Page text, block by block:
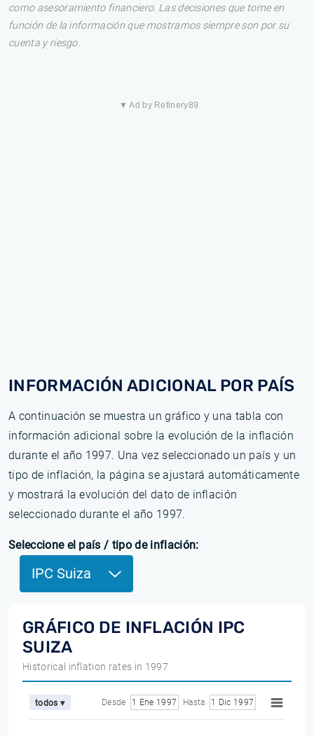
como asesoramiento financiero. Las decisiones que tome en
función de la información que mostramos siempre son por su
cuenta y riesgo.
▼ Ad by Refinery89
INFORMACIÓN ADICIONAL POR PAÍS
A continuación se muestra un gráfico y una tabla con
información adicional sobre la evolución de la inflación
durante el año 1997. Una vez seleccionado un país y un
tipo de inflación, la página se ajustará automáticamente
y mostrará la evolución del dato de inflación
seleccionado durante el año 1997.
Seleccione el país / tipo de inflación:
IPC Suiza
GRÁFICO DE INFLACIÓN IPC
SUIZA
Historical inflation rates in 1997
todos ▾ Desde 1 Ene 1997 Hasta 1 Dic 1997